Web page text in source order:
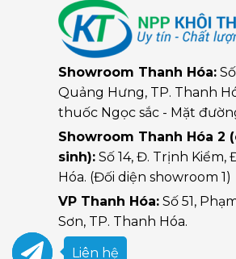
Showroom Thanh Hóa:
Quảng Hưng, TP. Thanh
thuốc Ngọc sắc - Mặt
Showroom Thanh Hóa 2
sinh): Số 14, Đ. Trịnh Kiểm,
Hóa. (Đối diện showroom 1)
VP Thanh Hóa: Số 51,
Sơn, TP. Thanh Hóa.
Liên hệ